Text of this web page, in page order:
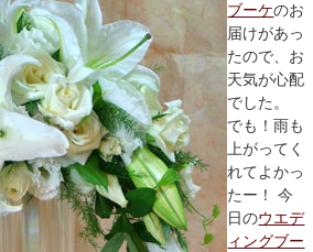
ブーケのお
届けがあっ
たので、お
天気が心配
でした。
でも！雨も
上がってく
れてよかっ
たー！ 今
日のウエデ
ィングブー